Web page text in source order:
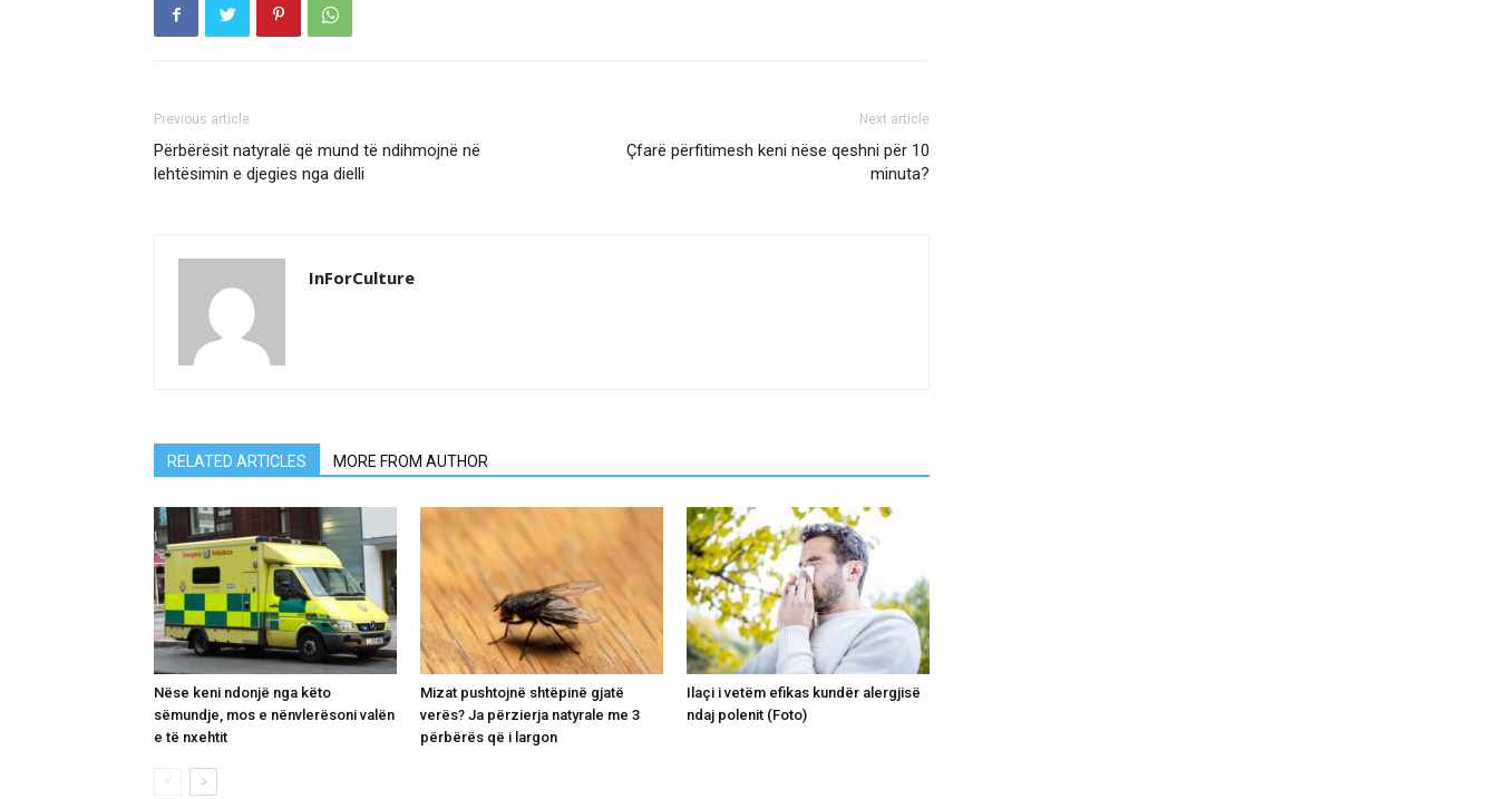
Previous article
Përbërësit natyralë që mund të ndihmojnë në
lehtësimin e djegies nga dielli
Next article
Çfarë përfitimesh keni nëse qeshni për 10
minuta?
InForCulture
RELATED ARTICLES MORE FROM AUTHOR
Nëse keni ndonjë nga këto
sëmundje, mos e nënvlerësoni valën
e të nxehtit
Mizat pushtojnë shtëpinë gjatë
verës? Ja përzierja natyrale me 3
përbërës që i largon
Ilaçi i vetëm efikas kundër alergjisë
ndaj polenit (Foto)